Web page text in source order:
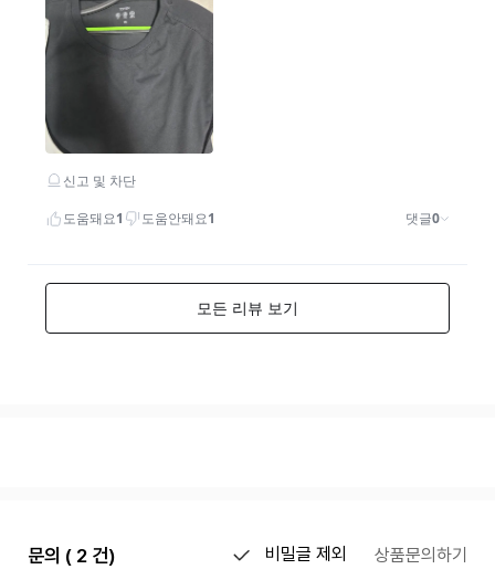
문의 ( 2 건) 비밀글 제외 상품문의하기